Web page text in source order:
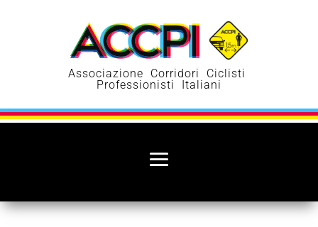
Associazione Corridori Ciclisti
Professionisti Italiani